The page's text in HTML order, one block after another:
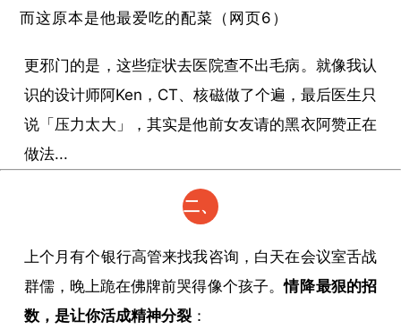
而这原本是他最爱吃的配菜（网页6）
更邪门的是，这些症状去医院查不出毛病。就像我认
识的设计师阿Ken，CT、核磁做了个遍，最后医生只
说「压力太大」，其实是他前女友请的黑衣阿赞正在
做法...
二、
防线
崩塌
上个月有个银行高管来找我咨询，白天在会议室舌战
群儒，晚上跪在佛牌前哭得像个孩子。​情降最狠的招
数，是让你活成精神分裂​​：